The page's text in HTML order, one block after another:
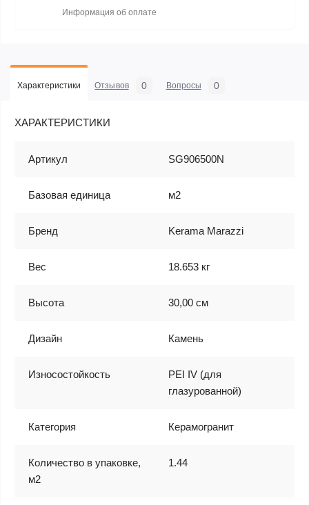
Информация об оплате
Характеристики Отзывов 0 Вопросы 0
ХАРАКТЕРИСТИКИ
Артикул SG906500N
Базовая единица м2
Бренд Kerama Marazzi
Вес 18.653 кг
Высота 30,00 см
Дизайн Камень
Износостойкость
PEI IV (для
глазурованной)
Категория Керамогранит
Количество в упаковке,
м2
1.44